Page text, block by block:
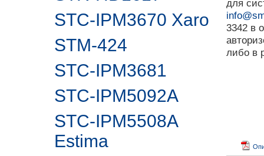
STC-IPM3670 Xaro
STM-424
STC-IPM3681
STC-IPM5092A
STC-IPM5508A
Estima
для
3342 в
либо в